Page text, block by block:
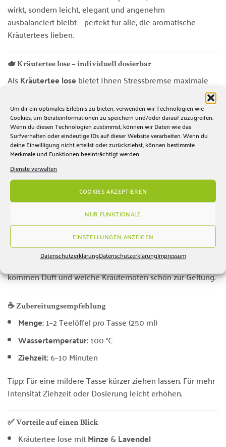
Um dir ein optimales Erlebnis zu bieten, verwenden wir Technologien wie
Cookies, um Geräteinformationen zu speichern und/oder darauf zuzugreifen.
Wenn du diesen Technologien zustimmst, können wir Daten wie das
Surfverhalten oder eindeutige IDs auf dieser Website verarbeiten. Wenn du
deine Einwilligung nicht erteilst oder zurückziehst, können bestimmte
Merkmale und Funktionen beeinträchtigt werden.
Dienste verwalten
COOKIES AKZEPTIEREN
NUR FUNKTIONALE
EINSTELLUNGEN ANZEIGEN
DatenschutzerklärungDatenschutzerklärungImpressum
wirkt, sondern leicht, elegant und angenehm
ausbalanciert bleibt – perfekt für alle, die aromatische
Kräutertees lieben.
🫖 Kräutertee lose – individuell dosierbar
AlsKräutertee lose bietet Ihnen Stressbremse maximale
wie intensiv Ihr Aufguss werden soll. Dosieren Sie etwas
milder für eine leichte, weiche Tasse oder
etwas kräftiger, wenn Sie die Minz- und Lavendelnoten
intensiver genießen möchten. Lose Teequalität
unterstützt zudem eine besonders gute Aromaentfaltung
beim Aufgießen.
Genusstipp: Perfekt für Feierabend & Abendroutine
Ob als kleine Pause zwischen Terminen oder als ruhiger
Abschluss nach einem langen Tag:
Kräutertee Stressbremsepasst ideal in feste Tee-Rituale.
Eine Tasse, ein Moment – und schon fühlt
sich der Alltag ein Stück leiser an. Besonders am Abend
kommen Duft und weiche Kräuternoten schön zur Geltung.
☕ Zubereitungsempfehlung
Menge:1–2 Teelöffel pro Tasse (250 ml)
Wassertemperatur:100 °C
Ziehzeit:6–10 Minuten
Tipp: Für eine mildere Tasse kürzer ziehen lassen. Für mehr
Intensität Ziehzeit oder Dosierung leicht erhöhen.
✅ Vorteile auf einen Blick
Kräutertee lose mitMinze&Lavendel